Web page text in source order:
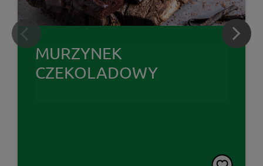
MURZYNEK
CZEKOLADOWY